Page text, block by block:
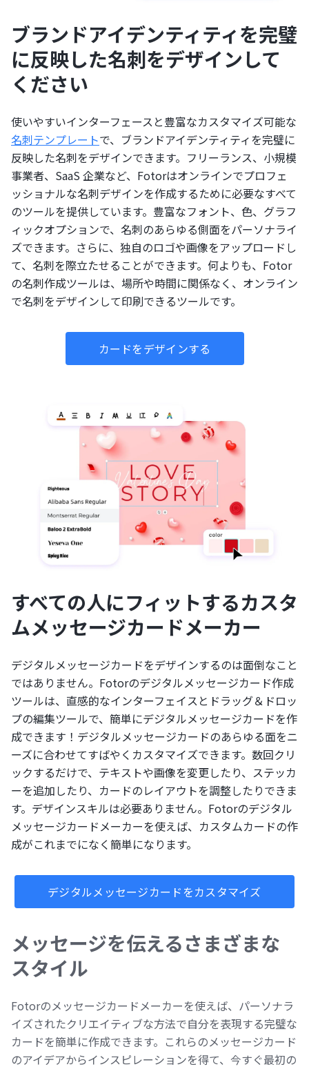
ブランドアイデンティティを完璧
に反映した名刺をデザインして
ください
使いやすいインターフェースと豊富なカスタマイズ可能な
名刺テンプレートで、ブランドアイデンティティを完璧に
反映した名刺をデザインできます。フリーランス、小規模
事業者、SaaS 企業など、Fotorはオンラインでプロフェ
ッショナルな名刺デザインを作成するために必要なすべて
のツールを提供しています。豊富なフォント、色、グラフ
ィックオプションで、名刺のあらゆる側面をパーソナライ
ズできます。さらに、独自のロゴや画像をアップロードし
て、名刺を際立たせることができます。何よりも、Fotor
の名刺作成ツールは、場所や時間に関係なく、オンライン
で名刺をデザインして印刷できるツールです。
カードをデザインする
すべての人にフィットするカスタ
ムメッセージカードメーカー
デジタルメッセージカードをデザインするのは面倒なこと
ではありません。Fotorのデジタルメッセージカード作成
ツールは、直感的なインターフェイスとドラッグ＆ドロッ
プの編集ツールで、簡単にデジタルメッセージカードを作
成できます！デジタルメッセージカードのあらゆる面をニ
ーズに合わせてすばやくカスタマイズできます。数回クリ
ックするだけで、テキストや画像を変更したり、ステッカ
ーを追加したり、カードのレイアウトを調整したりできま
す。デザインスキルは必要ありません。Fotorのデジタル
メッセージカードメーカーを使えば、カスタムカードの作
成がこれまでになく簡単になります。
デジタルメッセージカードをカスタマイズ
メッセージを伝えるさまざまな
スタイル
Fotorのメッセージカードメーカーを使えば、パーソナラ
イズされたクリエイティブな方法で自分を表現する完璧な
カードを簡単に作成できます。これらのメッセージカード
のアイデアからインスピレーションを得て、今すぐ最初の